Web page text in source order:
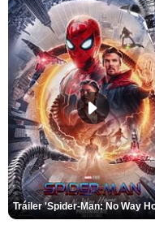
Tráiler 'Spider-Man: No Way